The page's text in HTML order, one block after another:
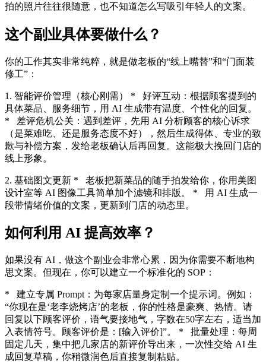
拍的照片往往很随意，也不知道怎么写吸引年轻人的文案。
这个副业具体要做什么？
你的工作其实非常纯粹，就是做老板的“线上嘴替”和“门面装
修工”：
1. 智能评价管理（核心刚需） * 好评互动：根据顾客提到的
具体菜品、服务细节，用 AI 生成带有温度、个性化的回复。
* 差评危机公关：遇到差评，先用 AI 分析顾客的核心诉求
（是菜难吃、还是服务态度不好），然后生成得体、专业的致
歉与补偿方案，发给老板确认后再回复。这能极大挽回门店的
线上形象。
2. 基础图文更新 * 老板把新菜品的随手拍发给你，你用美图
设计室等 AI 图像工具简单加个滤镜和排版。 * 用 AI 生成一
段带情绪价值的文案，更新到门店的动态里。
如何利用 AI 提高效率？
如果没有 AI，做这个副业会非常心累，因为你需要不断地构
思文案。但现在，你可以建立一个标准化的 SOP：
* 建立专属 Prompt：为每家店量身定制一个提示词。例如：
“你现在是‘老李烧烤店’的老板，你的性格是豪爽、热情。请
回复以下顾客评价，语气要接地气，字数在50字左右，适当加
入表情符号。顾客评价是：[输入评价]”。 * 批量处理：每周
固定几天，集中把几家店的新评价导出来，一次性交给 AI 生
成回复草稿，你稍微润色后直接复制粘贴。